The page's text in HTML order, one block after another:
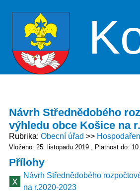
Návrh Střednědobého
výhledu obce Košice na
Rubrika Obecní úřad
Vloženo: 25. listopadu 2019 Platnost do:
Přílohy
Návrh Střednědobého
na r.2020-2023